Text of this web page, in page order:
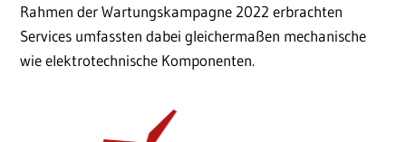
Rahmen der Wartungskampagne 2022 erbrachten
Services umfassten dabei gleichermaßen mechanische
wie elektrotechnische Komponenten.